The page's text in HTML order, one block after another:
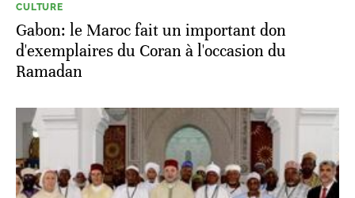
CULTURE
Gabon: le Maroc fait un important don
d'exemplaires du Coran à l'occasion du
Ramadan